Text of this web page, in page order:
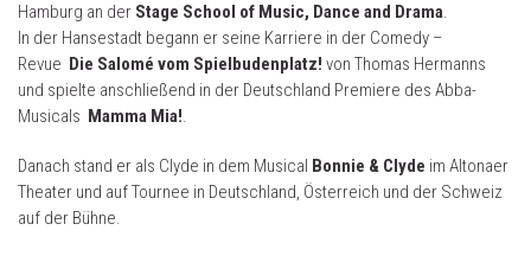
Hamburg an der Stage School of Music, Dance and Drama.
In der Hansestadt begann er seine Karriere in der Comedy –
Revue Die Salomé vom Spielbudenplatz! von Thomas Hermanns
und spielte anschließend in der Deutschland Premiere des Abba-
Musicals Mamma Mia!.
Danach stand er als Clyde in dem Musical Bonnie & Clyde im Altonaer
Theater und auf Tournee in Deutschland, Österreich und der Schweiz
auf der Bühne.